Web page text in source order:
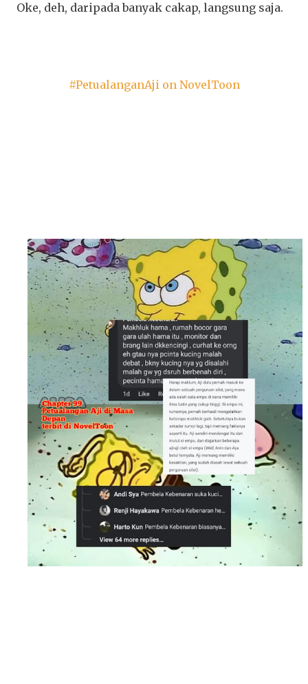
Oke, deh, daripada banyak cakap, langsung saja.
#PetualanganAji on NovelToon